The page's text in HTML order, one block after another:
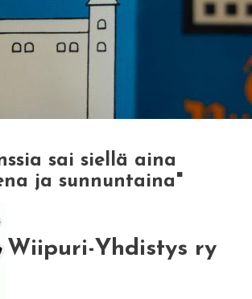
sai siellä aina
ja sunnuntaina"
Wiipuri-Yhdistys ry